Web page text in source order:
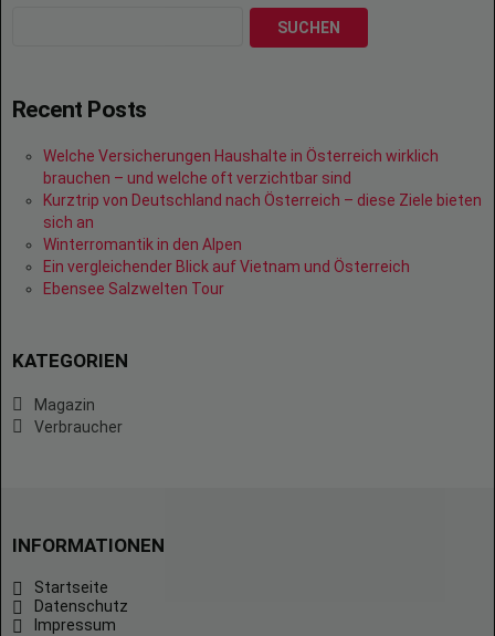
SUCHEN
Recent Posts
Welche Versicherungen Haushalte in Österreich wirklich
brauchen – und welche oft verzichtbar sind
Kurztrip von Deutschland nach Österreich – diese Ziele bieten
sich an
Winterromantik in den Alpen
Ein vergleichender Blick auf Vietnam und Österreich
Ebensee Salzwelten Tour
KATEGORIEN
Magazin
Verbraucher
INFORMATIONEN
Startseite
Datenschutz
Impressum